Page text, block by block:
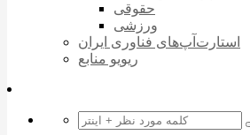
حقوقی
ورزشی
استارت‌آپ‌های فناوری ایران
ریویو منابع